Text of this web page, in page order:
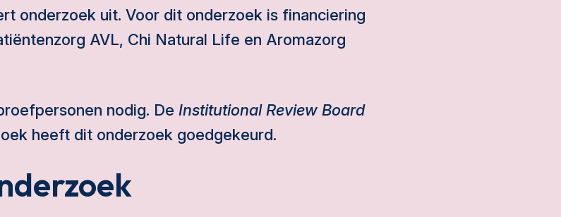
onderzoek uit. Voor dit onderzoek is financiering
AVL, Chi Natural Life en Aromazorg
nodig. De Institutional Review Board
heeft dit onderzoek goedgekeurd.